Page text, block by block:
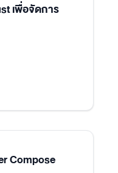
เพื่อจัดการ
Compose